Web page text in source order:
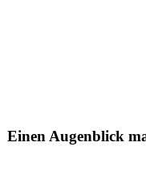
Einen Augenblick